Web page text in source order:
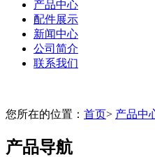
产品中心
配件展示
新闻中心
公司简介
联系我们
您所在的位置： 首页> 产品中
产品导航